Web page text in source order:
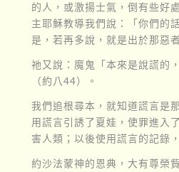
的人，或激揚士氣，倒有些好
主耶穌教導我們說：「你們的
是，若再多說，就是出於那惡
祂又說：魔鬼「本來是說謊的
（約八44）。
我們追根尋本，就知道謊言是
用謊言引誘了夏娃，使罪進入
害人類；以後使用謊言的記錄
約沙法蒙神的恩典，大有尊榮